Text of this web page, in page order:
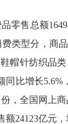
零售总额
类型分，商
帽针纺织品
同比增长5.6%
，全国网上
额24123亿元，